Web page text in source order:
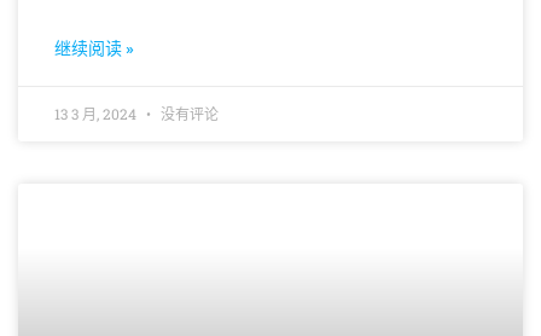
继续阅读 »
13 3 月, 2024 没有评论